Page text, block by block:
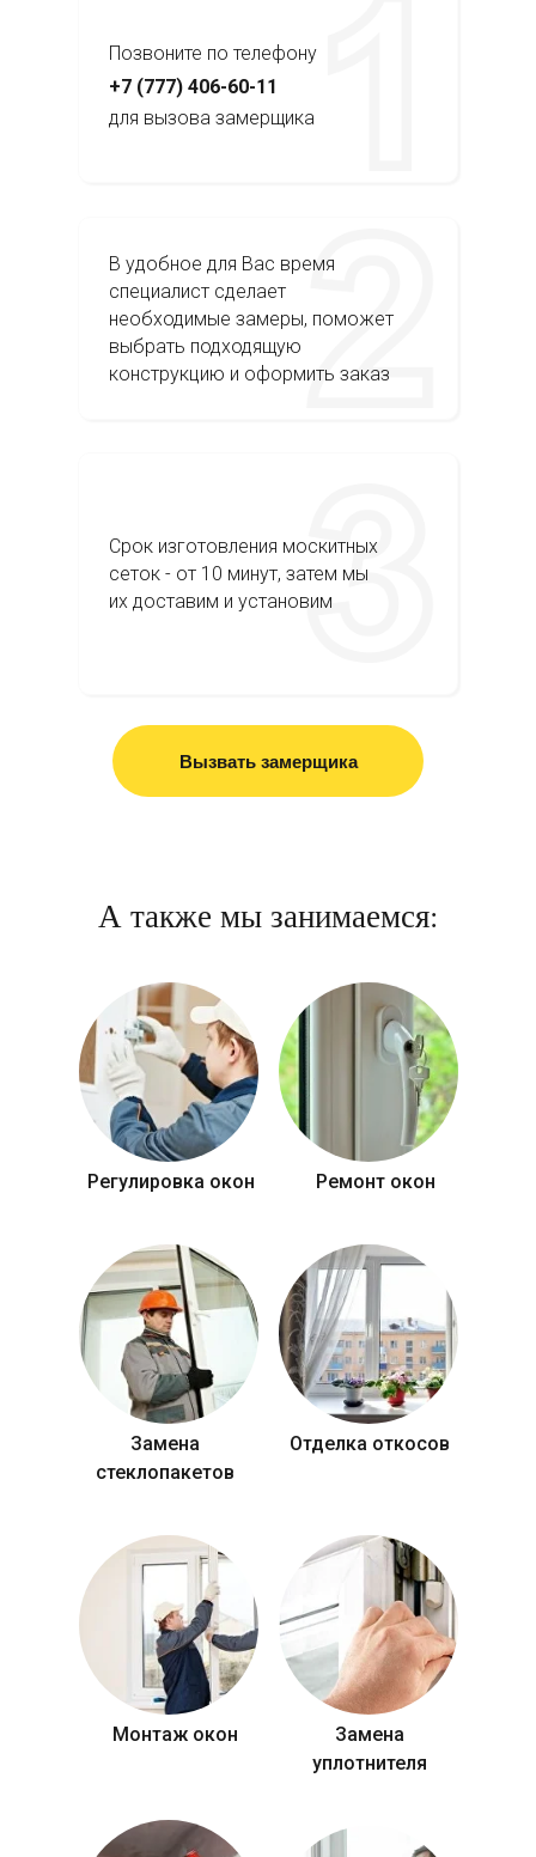
Позвоните по телефону
В удобное для Вас время
специалист сделает
необходимые замеры, поможет
выбрать подходящую
конструкцию и оформить заказ
Срок изготовления москитных
сеток - от 10 минут, затем мы
их доставим и установим
+7 (777) 406-60-11
для вызова замерщика
Вызвать замерщика
А также мы занимаемся:
Регулировка окон Ремонт окон
Замена
стеклопакетов
Отделка откосов
Монтаж окон
Замена
уплотнителя